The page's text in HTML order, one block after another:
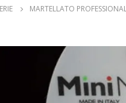
MARTELLATO